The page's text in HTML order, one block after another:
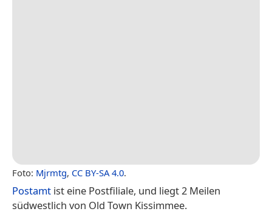
Foto: Mjrmtg, CC BY-SA 4.0.
Postamt ist eine Postfiliale, und liegt 2 Meilen
südwestlich von Old Town Kissimmee.